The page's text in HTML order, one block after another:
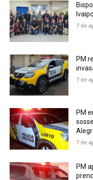
7 de
PM
7 de
PM
7 de
PM